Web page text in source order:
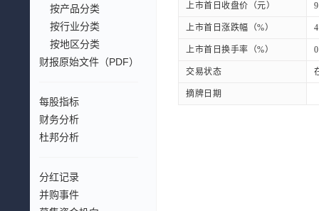
按产品分类
按行业分类
按地区分类
财报原始文件（PDF）
每股指标
财务分析
杜邦分析
分红记录
并购事件
上市首日收盘价（元）
上市首日涨跌幅（%）
上市首日换手率（%）
交易状态
摘牌日期